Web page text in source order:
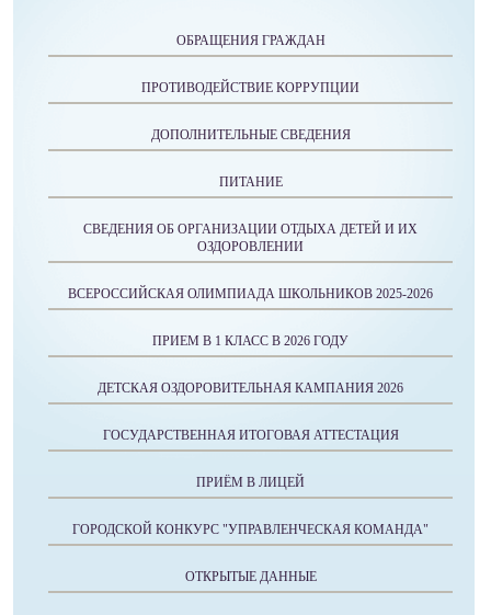
ОБРАЩЕНИЯ ГРАЖДАН
ПРОТИВОДЕЙСТВИЕ КОРРУПЦИИ
ДОПОЛНИТЕЛЬНЫЕ СВЕДЕНИЯ
ПИТАНИЕ
СВЕДЕНИЯ ОБ ОРГАНИЗАЦИИ ОТДЫХА ДЕТЕЙ И ИХ
ОЗДОРОВЛЕНИИ
ВСЕРОССИЙСКАЯ ОЛИМПИАДА ШКОЛЬНИКОВ 2025-2026
ПРИЕМ В 1 КЛАСС В 2026 ГОДУ
ДЕТСКАЯ ОЗДОРОВИТЕЛЬНАЯ КАМПАНИЯ 2026
ГОСУДАРСТВЕННАЯ ИТОГОВАЯ АТТЕСТАЦИЯ
ПРИЁМ В ЛИЦЕЙ
ГОРОДСКОЙ КОНКУРС "УПРАВЛЕНЧЕСКАЯ КОМАНДА"
ОТКРЫТЫЕ ДАННЫЕ